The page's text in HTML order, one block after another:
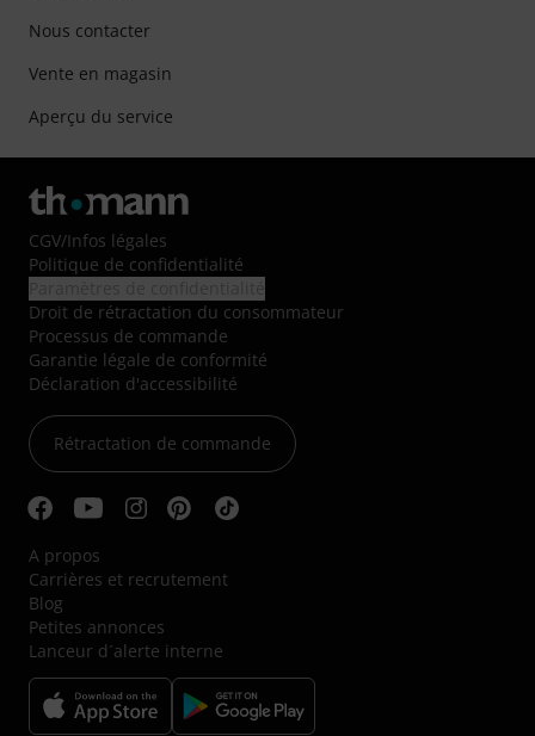
Nous contacter
Vente en magasin
Aperçu du service
CGV/Infos légales
Politique de confidentialité
Droit de rétractation du consommateur
Processus de commande
Garantie légale de conformité
Déclaration d'accessibilité
Rétractation de commande
A propos
Carrières et recrutement
Blog
Petites annonces
Lanceur d´alerte interne